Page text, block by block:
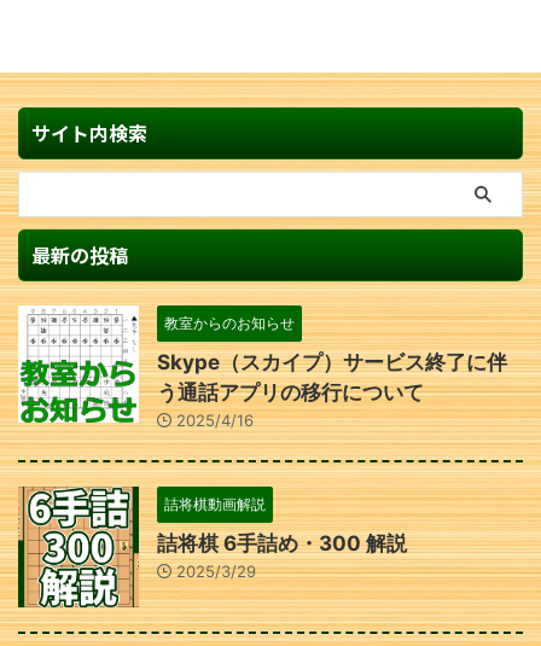
サイト内検索
最新の投稿
教室からのお知らせ
Skype（スカイプ）サービス終了に伴
う通話アプリの移行について
2025/4/16
詰将棋動画解説
詰将棋 6手詰め・300 解説
2025/3/29